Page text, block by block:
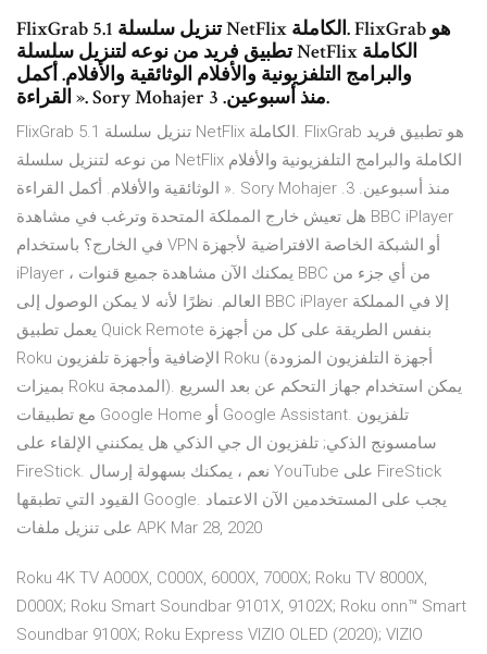
FlixGrab 5.1 تنزيل سلسلة NetFlix الكاملة. FlixGrab هو
تطبيق فريد من نوعه لتنزيل سلسلة NetFlix الكاملة
والبرامج التلفزيونية والأفلام الوثائقية والأفلام. أكمل
القراءة ». Sory Mohajer منذ أسبوعين. 3.
FlixGrab 5.1 تنزيل سلسلة NetFlix الكاملة. FlixGrab هو تطبيق فريد
من نوعه لتنزيل سلسلة NetFlix الكاملة والبرامج التلفزيونية والأفلام
الوثائقية والأفلام. أكمل القراءة ». Sory Mohajer منذ أسبوعين. 3.
هل تعيش خارج المملكة المتحدة وترغب في مشاهدة BBC iPlayer
في الخارج؟ باستخدام VPN أو الشبكة الخاصة الافتراضية لأجهزة
iPlayer ، يمكنك الآن مشاهدة جميع قنوات BBC من أي جزء من
العالم. نظرًا لأنه لا يمكن الوصول إلى BBC iPlayer إلا في المملكة
يعمل تطبيق Quick Remote بنفس الطريقة على كل من أجهزة
Roku الإضافية وأجهزة تلفزيون Roku (أجهزة التلفزيون المزودة
بميزات Roku المدمجة). يمكن استخدام جهاز التحكم عن بعد السريع
مع تطبيقات Google Home أو Google Assistant. تلفزيون
سامسونج الذكي; تلفزيون ال جي الذكي هل يمكنني الإلقاء على
FireStick. نعم ، يمكنك بسهولة إرسال YouTube على FireStick
القيود التي تطبقها Google. يجب على المستخدمين الآن الاعتماد
على تنزيل ملفات APK Mar 28, 2020
Roku 4K TV A000X, C000X, 6000X, 7000X; Roku TV 8000X,
D000X; Roku Smart Soundbar 9101X, 9102X; Roku onn™ Smart
Soundbar 9100X; Roku Express VIZIO OLED (2020); VIZIO